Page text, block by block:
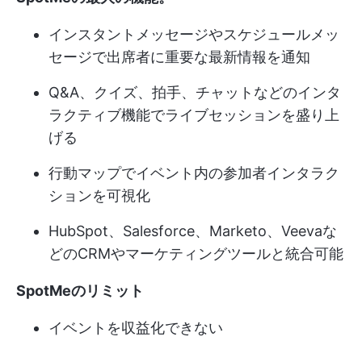
インスタントメッセージやスケジュールメッ
セージで出席者に重要な最新情報を通知
Q&A、クイズ、拍手、チャットなどのインタ
ラクティブ機能でライブセッションを盛り上
げる
行動マップでイベント内の参加者インタラク
ションを可視化
HubSpot、Salesforce、Marketo、Veevaな
どのCRMやマーケティングツールと統合可能
SpotMeのリミット
イベントを収益化できない